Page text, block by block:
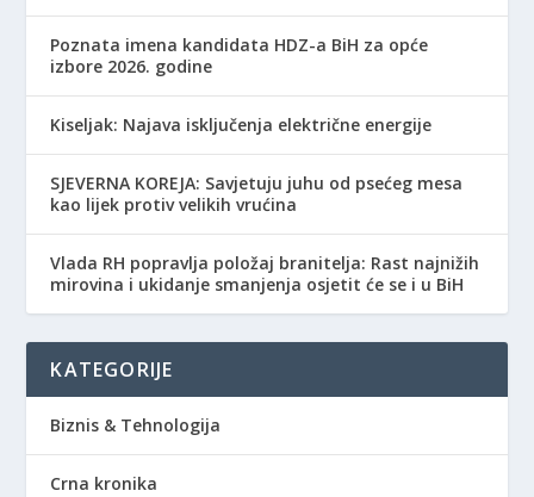
Poznata imena kandidata HDZ-a BiH za opće
izbore 2026. godine
Kiseljak: Najava isključenja električne energije
SJEVERNA KOREJA: Savjetuju juhu od psećeg mesa
kao lijek protiv velikih vrućina
Vlada RH popravlja položaj branitelja: Rast najnižih
mirovina i ukidanje smanjenja osjetit će se i u BiH
KATEGORIJE
Biznis & Tehnologija
Crna kronika